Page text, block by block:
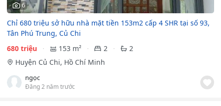
6
Chỉ 680 triệu sở hữu nhà mặt tiền 153m2 cấp 4 SHR tại số 93,
Tân Phú Trung, Củ Chi
680 triệu
153 m² 2
2
Huyện Củ Chi, Hồ Chí Minh
ngọc
Đăng 2 năm trước